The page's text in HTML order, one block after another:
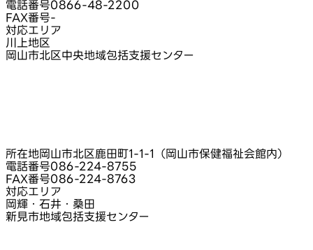
電話番号0866-48-2200
FAX番号-
対応エリア
川上地区
岡山市北区中央地域包括支援センター
所在地岡山市北区鹿田町1-1-1（岡山市保健福祉会館内）
電話番号086-224-8755
FAX番号086-224-8763
対応エリア
岡輝・石井・桑田
新見市地域包括支援センター